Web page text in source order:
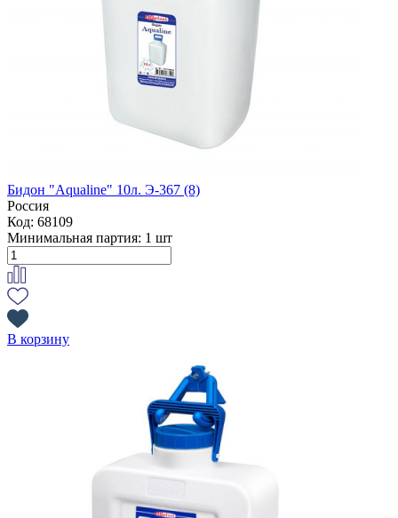
Бидон "Aqualine" 10л. Э-367 (8)
Россия
Код: 68109
Минимальная партия: 1 шт
В корзину